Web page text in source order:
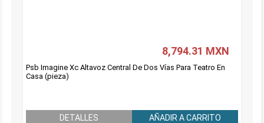
8,794.31 MXN
Psb Imagine Xc Altavoz Central De Dos Vías Para Teatro En
Casa (pieza)
DETALLES AÑADIR A CARRITO